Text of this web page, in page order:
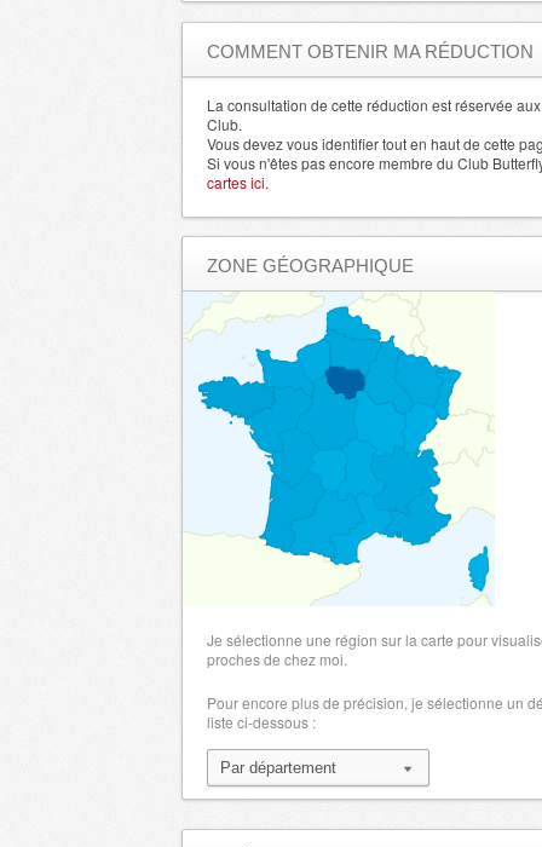
COMMENT OBTENIR MA RÉDUCTION
La consultation de cette réduction est réservée
Club.
Vous devez vous identifier tout en haut de cette
Si vous n'êtes pas encore membre du Club
cartes ici.
ZONE GÉOGRAPHIQUE
Je sélectionne une région sur la carte pour
proches de chez moi.
Pour encore plus de précision, je sélectionne un
liste ci-dessous :